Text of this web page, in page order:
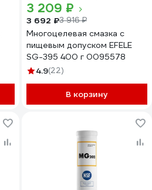
3 209 ₽
3 692 ₽3 916 ₽
Многоцелевая смазка с
пищевым допуском EFELE
SG-395 400 г 0095578
4.9(22)
В корзину